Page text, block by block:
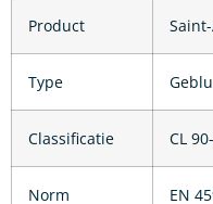
Product
Type
Classificatie CL
Norm EN